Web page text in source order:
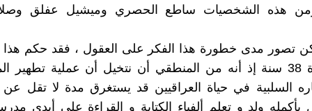
هذه الشخصيات ساطع الحصري وميشيل عفلق
تصور مدى خطورة هذا الفكر على العقول ، فقد حكم هذا
طغيانه مدة 38 سنة إذ أنه من المنطقي أن نتخيل أن عملية
بأكمله ولد و تعلم ألفياء الكتابة و القراءة على أيدي